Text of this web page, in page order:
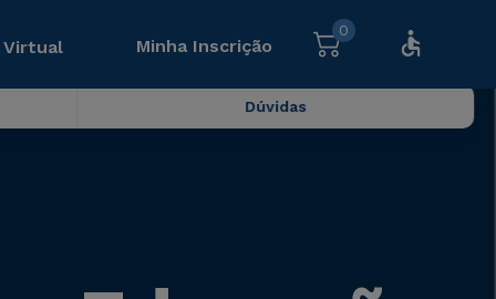
Virtual Minha Inscrição
0
Dúvidas